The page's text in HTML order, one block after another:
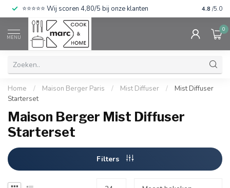
⭐⭐⭐⭐⭐ Wij scoren 4,80/5 bij onze klanten 4.8 /5.0
MENU
0
Home / Maison Berger Paris / Mist Diffuser /
Mist Diffuser
Starterset
Maison Berger Mist Diffuser
Starterset
Filters